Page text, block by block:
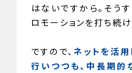
はないですから。そう
ロモーションを打ち続
ですので、 ネットを活
行いつつも、中長期的